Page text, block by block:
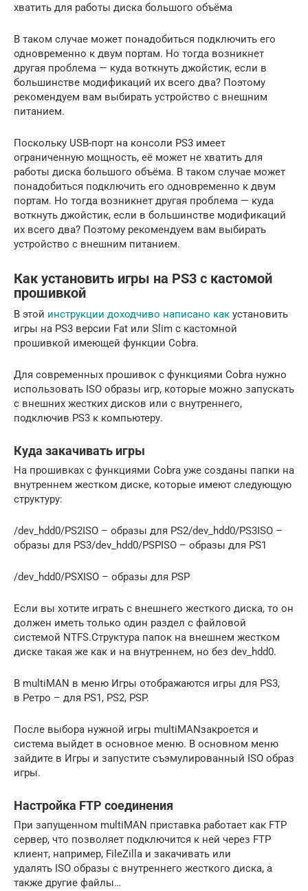
хватить для работы диска большого объёма
В таком случае может понадобиться подключить его
одновременно к двум портам. Но тогда возникнет
другая проблема — куда воткнуть джойстик, если в
большинстве модификаций их всего два? Поэтому
рекомендуем вам выбирать устройство с внешним
питанием.
Поскольку USB-порт на консоли PS3 имеет
ограниченную мощность, её может не хватить для
работы диска большого объёма. В таком случае может
понадобиться подключить его одновременно к двум
портам. Но тогда возникнет другая проблема — куда
воткнуть джойстик, если в большинстве модификаций
их всего два? Поэтому рекомендуем вам выбирать
устройство с внешним питанием.
Как установить игры на PS3 с кастомой
прошивкой
В этой инструкции доходчиво написано как установить
игры на PS3 версии Fat или Slim с кастомной
прошивкой имеющей функции Cobra.
Для современных прошивок с функциями Cobra нужно
использовать ISO образы игр, которые можно запускать
с внешних жестких дисков или с внутреннего,
подключив PS3 к компьютеру.
Куда закачивать игры
На прошивках с функциями Cobra уже созданы папки на
внутреннем жестком диске, которые имеют следующую
структуру:
/dev_hdd0/PS2ISO – образы для PS2/dev_hdd0/PS3ISO –
образы для PS3/dev_hdd0/PSPISO – образы для PS1
/dev_hdd0/PSXISO – образы для PSP
Если вы хотите играть с внешнего жесткого диска, то он
должен иметь только один раздел с файловой
системой NTFS.Структура папок на внешнем жестком
диске такая же как и на внутреннем, но без dev_hdd0.
В multiMAN в меню Игры отображаются игры для PS3,
в Ретро – для PS1, PS2, PSP.
После выбора нужной игры multiMANзакроется и
система выйдет в основное меню. В основном меню
зайдите в Игры и запустите съэмулированный ISO образ
игры.
Настройка FTP соединения
При запущенном multiMAN приставка работает как FTP
сервер, что позволяет подключится к ней через FTP
клиент, например, FileZilla и закачивать или
удалять ISO образы с внутреннего жесткого диска, а
также другие файлы…